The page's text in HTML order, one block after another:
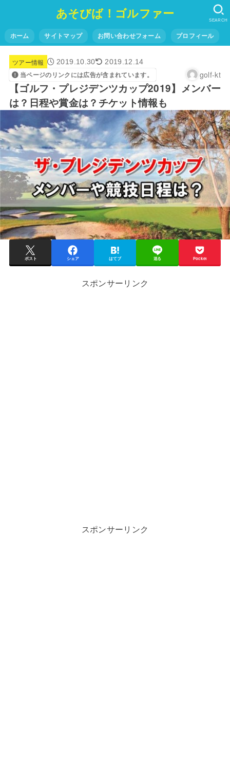
あそびば！ゴルファー
ホーム サイトマップ お問い合わせフォーム プロフィール
SEARCH
ツアー情報 2019.10.30 2019.12.14
当ページのリンクには広告が含まれています。 golf-kt
【ゴルフ・プレジデンツカップ2019】メンバー
は？日程や賞金は？チケット情報も
ポスト シェア はてブ 送る Pocket
スポンサーリンク
スポンサーリンク